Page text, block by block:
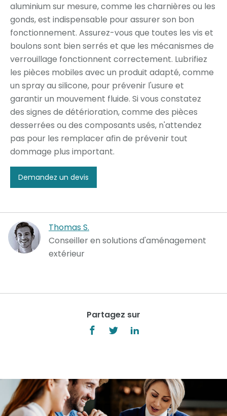
aluminium sur mesure, comme les charnières ou les
gonds, est indispensable pour assurer son bon
fonctionnement. Assurez-vous que toutes les vis et
boulons sont bien serrés et que les mécanismes de
verrouillage fonctionnent correctement. Lubrifiez
les pièces mobiles avec un produit adapté, comme
un spray au silicone, pour prévenir l'usure et
garantir un mouvement fluide. Si vous constatez
des signes de détérioration, comme des pièces
desserrées ou des composants usés, n'attendez
pas pour les remplacer afin de prévenir tout
dommage plus important.
Demandez un devis
Thomas S.
Conseiller en solutions d'aménagement
extérieur
Partagez sur